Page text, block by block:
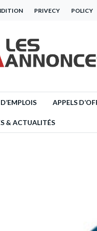
PRIVECY POLICY
APPELS
& ACTUALITÉS